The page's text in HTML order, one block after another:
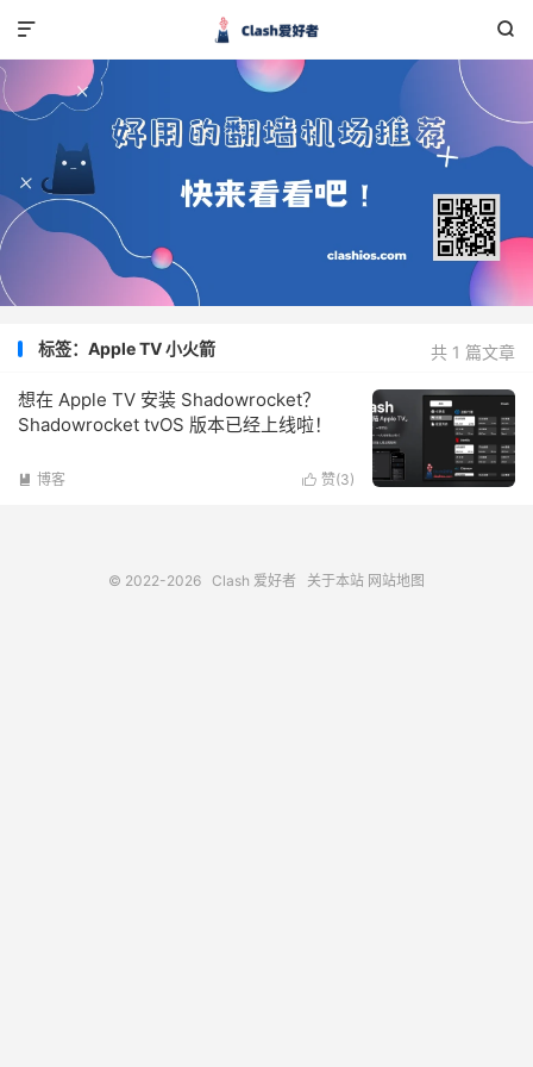


共 1 篇文章
标签：Apple TV 小火箭
想在 Apple TV 安装 Shadowrocket？
Shadowrocket tvOS 版本已经上线啦！
 赞(3)
 博客
© 2022-2026 Clash 爱好者 关于本站 网站地图